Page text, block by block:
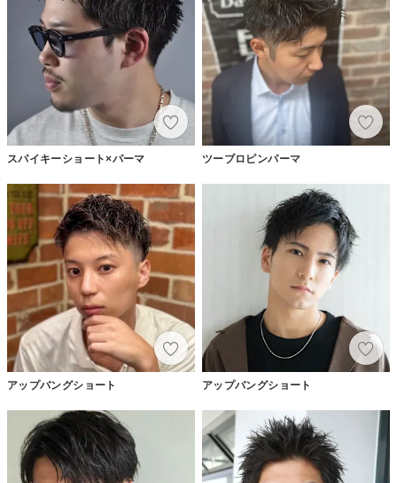
スパイキーショート×パーマ ツーブロピンパーマ
アップバングショート アップバングショート